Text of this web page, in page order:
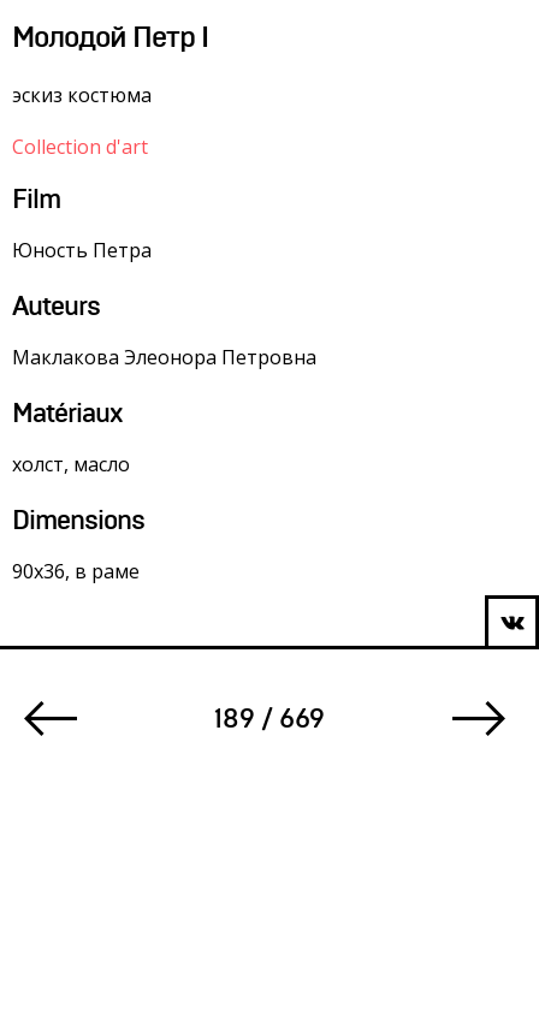
Молодой Петр I
эскиз костюма
Collection d'art
Film
Юность Петра
Auteurs
Маклакова Элеонора Петровна
Matériaux
холст, масло
Dimensions
90х36, в раме
189 / 669